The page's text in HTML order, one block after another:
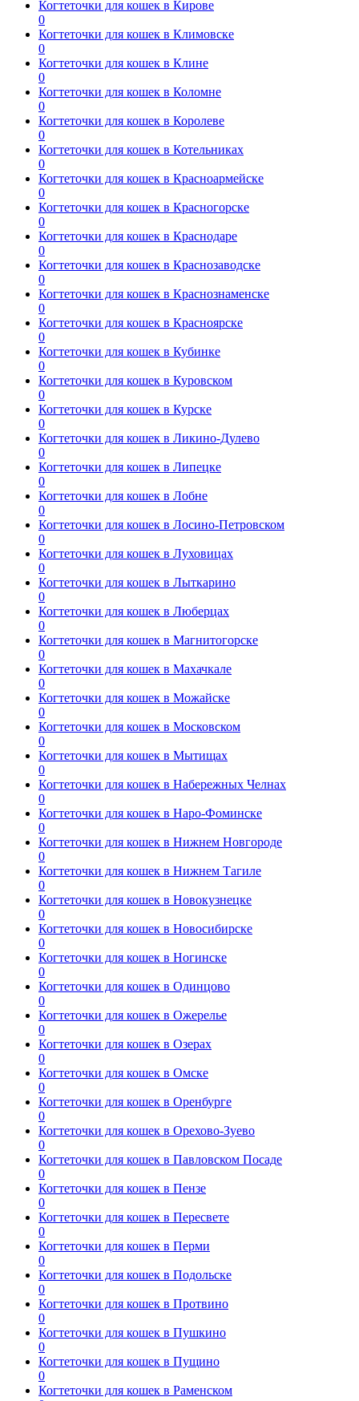
Когтеточки для кошек в Кирове
0
Когтеточки для кошек в Климовске
0
Когтеточки для кошек в Клине
0
Когтеточки для кошек в Коломне
0
Когтеточки для кошек в Королеве
0
Когтеточки для кошек в Котельниках
0
Когтеточки для кошек в Красноармейске
0
Когтеточки для кошек в Красногорске
0
Когтеточки для кошек в Краснодаре
0
Когтеточки для кошек в Краснозаводске
0
Когтеточки для кошек в Краснознаменске
0
Когтеточки для кошек в Красноярске
0
Когтеточки для кошек в Кубинке
0
Когтеточки для кошек в Куровском
0
Когтеточки для кошек в Курске
0
Когтеточки для кошек в Ликино-Дулево
0
Когтеточки для кошек в Липецке
0
Когтеточки для кошек в Лобне
0
Когтеточки для кошек в Лосино-Петровском
0
Когтеточки для кошек в Луховицах
0
Когтеточки для кошек в Лыткарино
0
Когтеточки для кошек в Люберцах
0
Когтеточки для кошек в Магнитогорске
0
Когтеточки для кошек в Махачкале
0
Когтеточки для кошек в Можайске
0
Когтеточки для кошек в Московском
0
Когтеточки для кошек в Мытищах
0
Когтеточки для кошек в Набережных Челнах
0
Когтеточки для кошек в Наро-Фоминске
0
Когтеточки для кошек в Нижнем Новгороде
0
Когтеточки для кошек в Нижнем Тагиле
0
Когтеточки для кошек в Новокузнецке
0
Когтеточки для кошек в Новосибирске
0
Когтеточки для кошек в Ногинске
0
Когтеточки для кошек в Одинцово
0
Когтеточки для кошек в Ожерелье
0
Когтеточки для кошек в Озерах
0
Когтеточки для кошек в Омске
0
Когтеточки для кошек в Оренбурге
0
Когтеточки для кошек в Орехово-Зуево
0
Когтеточки для кошек в Павловском Посаде
0
Когтеточки для кошек в Пензе
0
Когтеточки для кошек в Пересвете
0
Когтеточки для кошек в Перми
0
Когтеточки для кошек в Подольске
0
Когтеточки для кошек в Протвино
0
Когтеточки для кошек в Пушкино
0
Когтеточки для кошек в Пущино
0
Когтеточки для кошек в Раменском